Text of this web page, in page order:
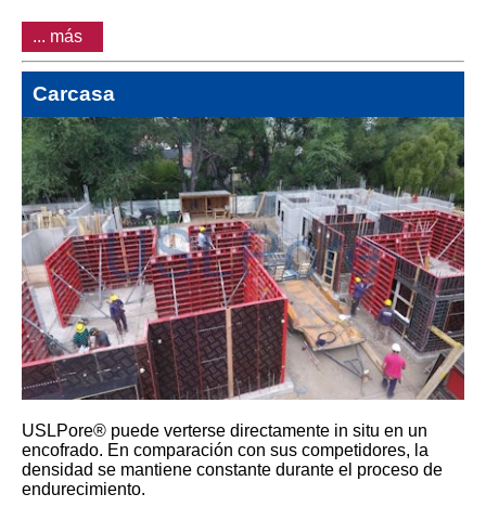
... más
Carcasa
USLPore® puede verterse directamente in situ en un
encofrado. En comparación con sus competidores, la
densidad se mantiene constante durante el proceso de
endurecimiento.